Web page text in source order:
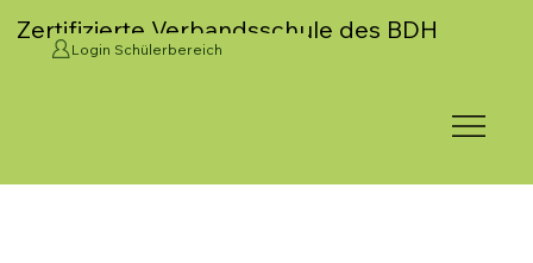
Zertifizierte Verbandsschule des BDH
Login Schülerbereich